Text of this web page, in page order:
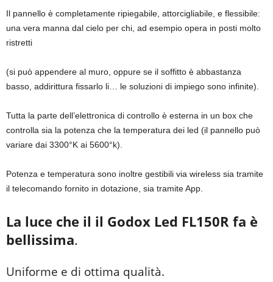
Il pannello è completamente ripiegabile, attorcigliabile, e flessibile:
una vera manna dal cielo per chi, ad esempio opera in posti molto
ristretti
(si può appendere al muro, oppure se il soffitto è abbastanza
basso, addirittura fissarlo li… le soluzioni di impiego sono infinite).
Tutta la parte dell’elettronica di controllo è esterna in un box che
controlla sia la potenza che la temperatura dei led (il pannello può
variare dai 3300°K ai 5600°k).
Potenza e temperatura sono inoltre gestibili via wireless sia tramite
il telecomando fornito in dotazione, sia tramite App.
La luce che il il Godox Led FL150R fa è
bellissima.
Uniforme e di ottima qualità.